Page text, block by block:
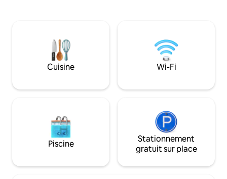
télévision Cuisine équipée avec espace
repas Parking gratuit Check-in
autonome
Cuisine Wi-Fi
Piscine
Stationnement
gratuit sur place